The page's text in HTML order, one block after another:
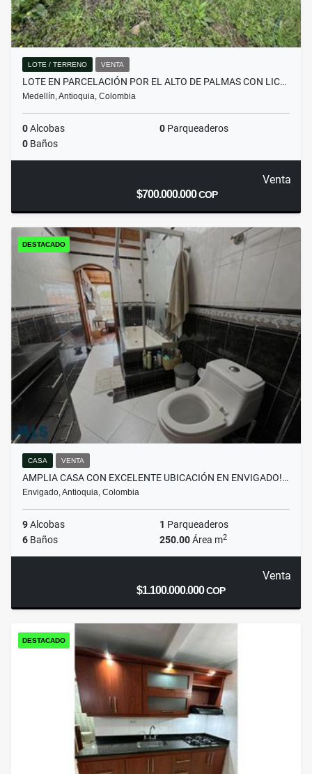
LOTE / TERRENO VENTA
LOTE EN PARCELACIÓN POR EL ALTO DE PALMAS CON LIC…
Medellín, Antioquia, Colombia
0Alcobas 0 Parqueaderos
0 Baños
Venta
$700.000.000COP
DESTACADO
CASA VENTA
AMPLIA CASA CON EXCELENTE UBICACIÓN EN ENVIGADO!…
Envigado, Antioquia, Colombia
9Alcobas 1 Parqueaderos
6 Baños 250.00Área m2
Venta
$1.100.000.000COP
DESTACADO